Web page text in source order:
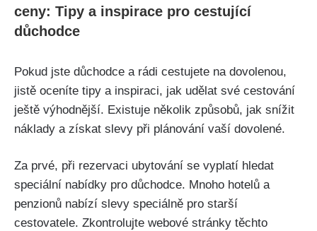
ceny: Tipy a inspirace pro cestující
důchodce
Pokud jste důchodce a rádi cestujete na dovolenou,
jistě oceníte tipy a inspiraci, jak udělat své cestování
ještě výhodnější. Existuje několik způsobů, jak snížit
náklady a získat slevy při plánování vaší dovolené.
Za prvé, při rezervaci ubytování se vyplatí hledat
speciální nabídky pro důchodce. Mnoho hotelů a
penzionů nabízí slevy speciálně pro starší
cestovatele. Zkontrolujte webové stránky těchto